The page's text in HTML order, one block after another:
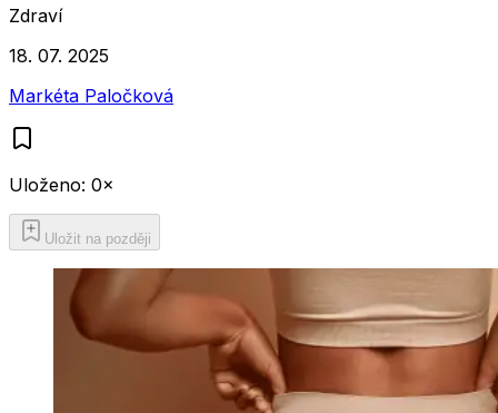
Zdraví
18. 07. 2025
Markéta Paločková
Uloženo: 0×
Uložit na později